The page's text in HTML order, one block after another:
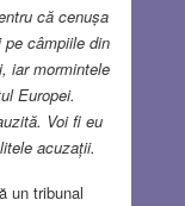
că cenușa
câmpiile din
iar mormintele
Europei.
Voi fi eu
acuzații.
un tribunal